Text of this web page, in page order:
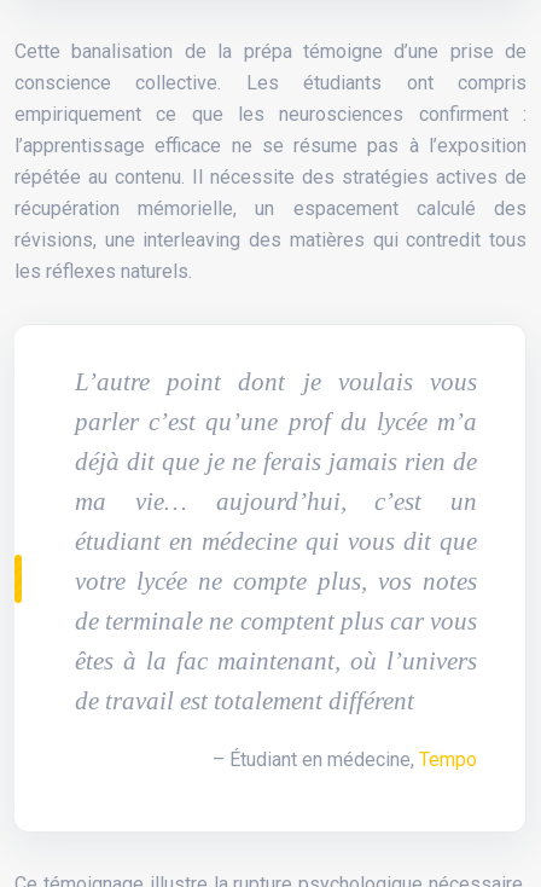
Cette banalisation de la prépa témoigne d’une prise de
conscience collective. Les étudiants ont compris
empiriquement ce que les neurosciences confirment :
l’apprentissage efficace ne se résume pas à l’exposition
répétée au contenu. Il nécessite des stratégies actives de
récupération mémorielle, un espacement calculé des
révisions, une interleaving des matières qui contredit tous
les réflexes naturels.
L’autre point dont je voulais vous
parler c’est qu’une prof du lycée m’a
déjà dit que je ne ferais jamais rien de
ma vie… aujourd’hui, c’est un
étudiant en médecine qui vous dit que
votre lycée ne compte plus, vos notes
de terminale ne comptent plus car vous
êtes à la fac maintenant, où l’univers
de travail est totalement différent
– Étudiant en médecine, Tempo